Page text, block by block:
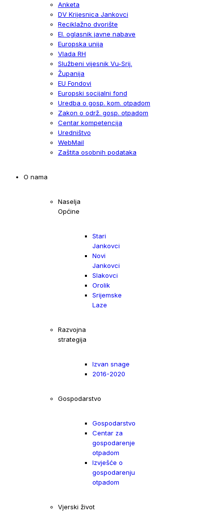
Anketa
DV Krijesnica Jankovci
Reciklažno dvorište
El. oglasnik javne nabave
Europska unija
Vlada RH
Službeni vijesnik Vu-Srij.
Županija
EU Fondovi
Europski socijalni fond
Uredba o gosp. kom. otpadom
Zakon o održ. gosp. otpadom
Centar kompetencija
Uredništvo
WebMail
Zaštita osobnih podataka
O nama
Naselja
Općine
Stari
Jankovci
Novi
Jankovci
Slakovci
Orolik
Srijemske
Laze
Razvojna
strategija
Izvan snage
2016-2020
Gospodarstvo
Gospodarstvo
Centar za
gospodarenje
otpadom
Izvješće o
gospodarenju
otpadom
Vjerski život